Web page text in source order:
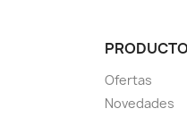
Ofertas
Novedades